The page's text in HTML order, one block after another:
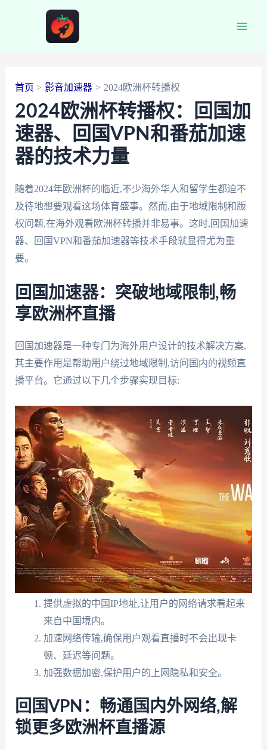
首页 影音加速器 2024欧洲杯转播权
2024欧洲杯转播权：回国加
速器、回国VPN和番茄加速
器的技术力量
随着2024年欧洲杯的临近,不少海外华人和留学生都迫不
及待地想要观看这场体育盛事。然而,由于地域限制和版
权问题,在海外观看欧洲杯转播并非易事。这时,回国加速
器、回国VPN和番茄加速器等技术手段就显得尤为重
要。
回国加速器：突破地域限制,畅
享欧洲杯直播
回国加速器是一种专门为海外用户设计的技术解决方案,
其主要作用是帮助用户绕过地域限制,访问国内的视频直
播平台。它通过以下几个步骤实现目标:
提供虚拟的中国IP地址,让用户的网络请求看起来
来自中国境内。
加速网络传输,确保用户观看直播时不会出现卡
顿、延迟等问题。
加强数据加密,保护用户的上网隐私和安全。
回国VPN：畅通国内外网络,解
锁更多欧洲杯直播源